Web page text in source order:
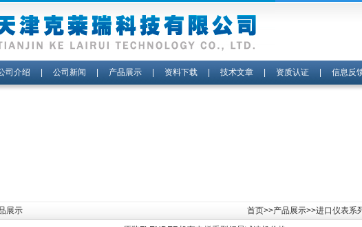
司介绍 公司新闻 产品展示| 资料下载| 技术文章| 资质认证| 信息反
展示 首页>>产品展示>>进口仪表系